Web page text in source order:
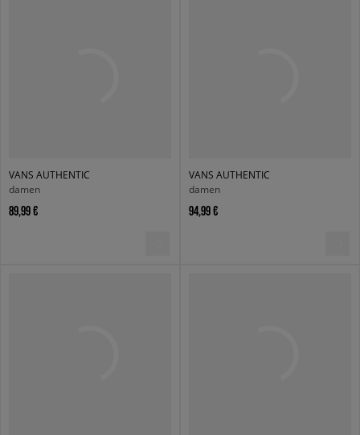
VANS AUTHENTIC
damen
89,99 €
VANS AUTHENTIC
damen
94,99 €